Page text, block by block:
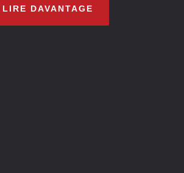
LIRE DAVANTAGE